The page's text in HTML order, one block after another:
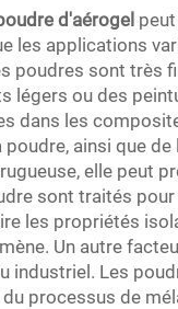
d'aérogel
les applications
poudres sont très
légers ou des
dans les
poudre, ainsi que
elle peut
sont traités
les propriétés
Un autre
industriel. Les
processus de